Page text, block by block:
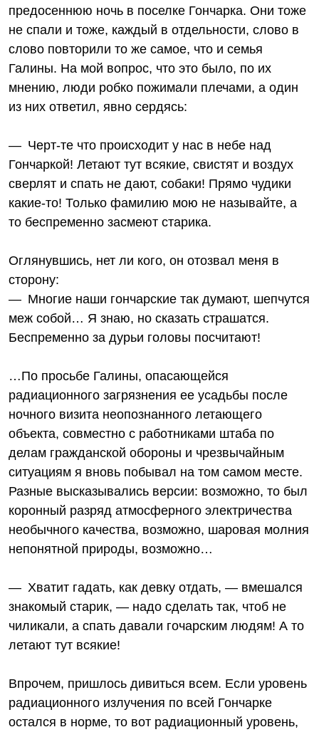
предосеннюю ночь в поселке Гончарка. Они тоже
не спали и тоже, каждый в отдельности, слово в
слово повторили то же самое, что и семья
Галины. На мой вопрос, что это было, по их
мнению, люди робко пожимали плечами, а один
из них ответил, явно сердясь:
— Черт-те что происходит у нас в небе над
Гончаркой! Летают тут всякие, свистят и воздух
сверлят и спать не дают, собаки! Прямо чудики
какие‑то! Только фамилию мою не называйте, а
то беспременно засмеют старика.
Оглянувшись, нет ли кого, он отозвал меня в
сторону:
— Многие наши гончарские так думают, шепчутся
меж собой… Я знаю, но сказать страшатся.
Беспременно за дурьи головы посчитают!
…По просьбе Галины, опасающейся
радиационного загрязнения ее усадьбы после
ночного визита неопознанного летающего
объекта, совместно с работниками штаба по
делам гражданской обороны и чрезвычайным
ситуациям я вновь побывал на том самом месте.
Разные высказывались версии: возможно, то был
коронный разряд атмосферного электричества
необычного качества, возможно, шаровая молния
непонятной природы, возможно…
— Хватит гадать, как девку отдать, — вмешался
знакомый старик, — надо сделать так, чтоб не
чиликали, а спать давали гочарским людям! А то
летают тут всякие!
Впрочем, пришлось дивиться всем. Если уровень
радиационного излучения по всей Гончарке
остался в норме, то вот радиационный уровень,